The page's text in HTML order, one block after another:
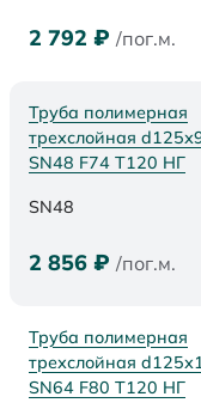
2 792 ₽ /пог.м.
Труба полимерная
трехслойная
SN48 F74 Т120 НГ
SN48
2 856 ₽ /пог.м.
Труба полимерная
трехслойная
SN64 F80 Т120 НГ